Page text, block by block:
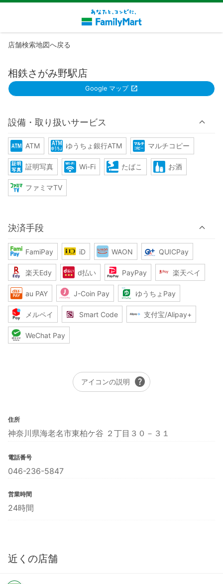
店舗検索地図へ戻る
相鉄さがみ野駅店
Google マップ
設備・取り扱いサービス
ATM ゆうちょ銀行ATM マルチコピー
証明写真 Wi-Fi たばこ お酒
ファミマTV
決済手段
FamiPay iD WAON QUICPay
楽天Edy d払い PayPay 楽天ペイ
au PAY J-Coin Pay ゆうちょPay
メルペイ Smart Code 支付宝/Alipay+
WeChat Pay
アイコンの説明 help
住所
神奈川県海老名市東柏ケ谷 ２丁目３０－３１
電話番号
046-236-5847
営業時間
24時間
近くの店舗